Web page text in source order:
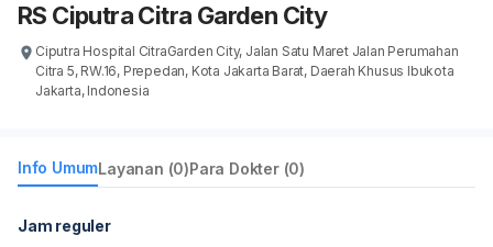
RS Ciputra Citra Garden City
Ciputra Hospital CitraGarden City, Jalan Satu Maret Jalan Perumahan
Citra 5, RW.16, Prepedan, Kota Jakarta Barat, Daerah Khusus Ibukota
Jakarta, Indonesia
Info UmumLayanan (0)Para Dokter (0)
Jam reguler